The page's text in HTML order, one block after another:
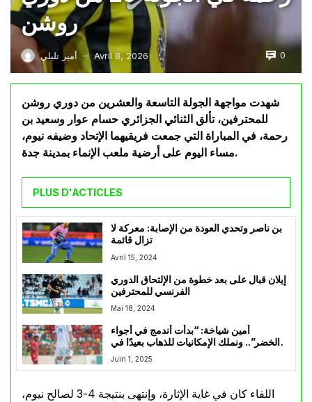
روشن
أمير تليلي — Avril 8, 2026 0
شهدت مواجهة الجولة التاسعة والعشرين من دوري روشن
للمحترفين، تألق الثنائي الجزائري حسام عوار وسعيد بن
رحمة، في المباراة التي جمعت فريقيهما الإتحاد وضيفه نيوم،
مساء اليوم على أرضية ملعب الإنماء بمدينة جدة.
PLUS D'ACTICLES
بن ناصر وتحدي العودة من الإصابة: معركة لا
تزال قائمة
Avril 15, 2024
إيلان قبال على بعد خطوة من الإلتحاق الدوري
الفرنسي للمحترفين
Mai 18, 2024
أمين شياخة: “بدأت أندمج في أجواء
“الخضر”.. ونملك الإمكانيات للذهاب بعيدًا في
“الكان””
Juin 1, 2025
اللقاء كان في غاية الإثارة، وإنتهى بنتيجة 4-3 لصالح نيوم،